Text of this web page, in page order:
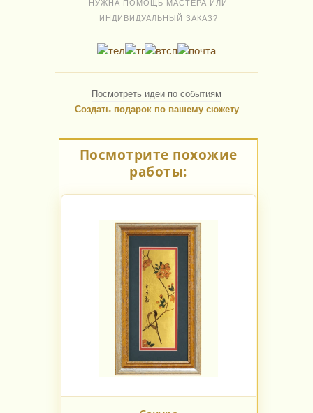
НУЖНА ПОМОЩЬ МАСТЕРА ИЛИ
ИНДИВИДУАЛЬНЫЙ ЗАКАЗ?
Посмотреть идеи по событиям
Создать подарок по вашему сюжету
Посмотрите похожие
работы: